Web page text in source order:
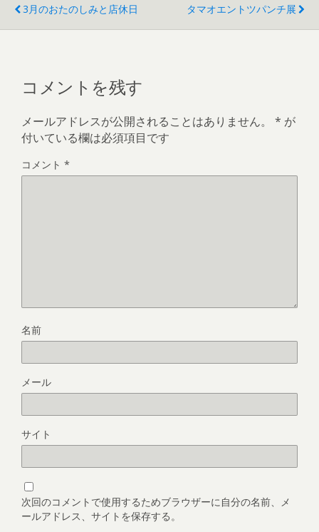
3月のおたのしみと店休日
タマオエントツパンチ展
コメントを残す
メールアドレスが公開されることはありません。 * が
付いている欄は必須項目です
コメント *
名前
メール
サイト
次回のコメントで使用するためブラウザーに自分の名前、メ
ールアドレス、サイトを保存する。